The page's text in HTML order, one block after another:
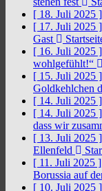
[ 18. Juli 2025 ]
[ 17. Juli 2025 ]
Gast
[ 16. Juli 2025 ]
wohlgefühlt!“
[ 15. Juli 2025 ]
Goldkehlchen
[ 14. Juli 2025 ]
[ 14. Juli 2025 ]
dass wir
[ 13. Juli 2025 ]
Ellenfeld
[ 11. Juli 2025 ]
Borussia auf
[ 10. Juli 2025 ]